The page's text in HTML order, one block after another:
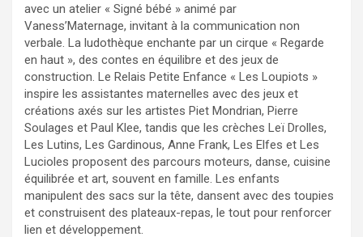
avec un atelier « Signé bébé » animé par
Vaness’Maternage, invitant à la communication non
verbale. La ludothèque enchante par un cirque « Regarde
en haut », des contes en équilibre et des jeux de
construction. Le Relais Petite Enfance « Les Loupiots »
inspire les assistantes maternelles avec des jeux et
créations axés sur les artistes Piet Mondrian, Pierre
Soulages et Paul Klee, tandis que les crèches Leï Drolles,
Les Lutins, Les Gardinous, Anne Frank, Les Elfes et Les
Lucioles proposent des parcours moteurs, danse, cuisine
équilibrée et art, souvent en famille. Les enfants
manipulent des sacs sur la tête, dansent avec des toupies
et construisent des plateaux-repas, le tout pour renforcer
lien et développement.